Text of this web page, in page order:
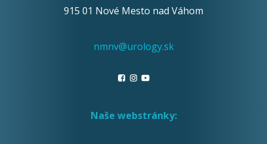
915 01 Nové Mesto nad Váhom
nmnv@urology.sk
Naše webstránky: